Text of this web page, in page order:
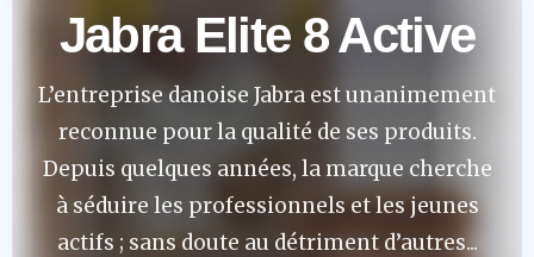
Jabra Elite 8 Active
L’entreprise danoise Jabra est unanimement
reconnue pour la qualité de ses produits.
Depuis quelques années, la marque cherche
à séduire les professionnels et les jeunes
actifs ; sans doute au détriment d’autres...